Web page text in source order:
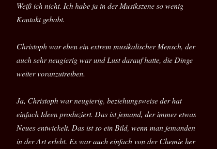
Weiß ich nicht. Ich habe ja in der Musikszene so wenig
Kontakt gehabt.
Christoph war eben ein extrem musikalischer Mensch, der
auch sehr neugierig war und Lust darauf hatte, die Dinge
weiter voranzutreiben.
Ja, Christoph war neugierig, beziehungsweise der hat
einfach Ideen produziert. Das ist jemand, der immer etwas
Neues entwickelt. Das ist so ein Bild, wenn man jemanden
in der Art erlebt. Es war auch einfach von der Chemie her